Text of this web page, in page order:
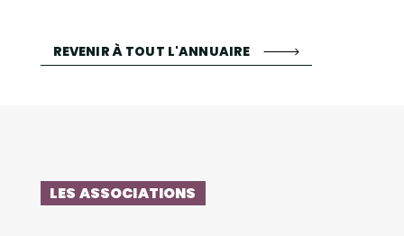
REVENIR À TOUT L'ANNUAIRE
LES ASSOCIATIONS